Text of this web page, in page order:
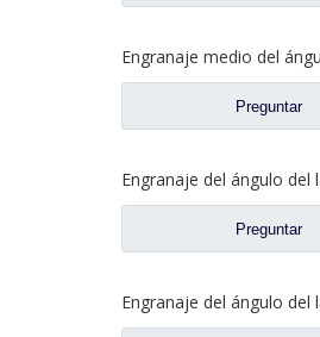
Preguntar
Preguntar